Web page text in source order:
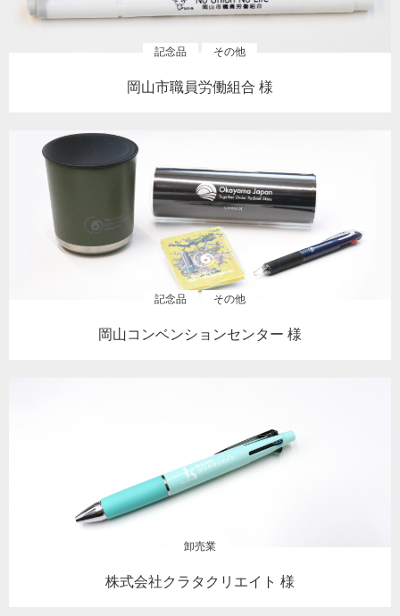
記念品 その他
岡山市職員労働組合 様
記念品 その他
岡山コンベンションセンター 様
卸売業
株式会社クラタクリエイト 様